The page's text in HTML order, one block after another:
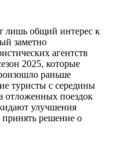
лишь общий интерес к
заметно
агентств
2025, которые
раньше
туристы с середины
отложенных поездок
улучшения
принять решение о